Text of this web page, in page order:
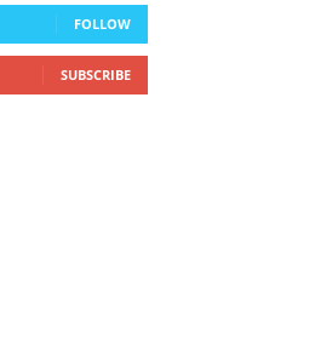
FOLLOW
SUBSCRIBE